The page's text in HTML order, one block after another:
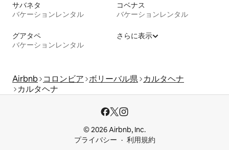
サバネタ
バケーションレンタル
コベナス
バケーションレンタル
グアタペ
バケーションレンタル
さらに表示
Airbnb コロンビア ボリーバル県 カルタヘナ
カルタヘナ
© 2026 Airbnb, Inc.
プライバシー
利用規約